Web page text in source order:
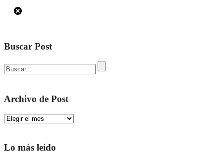
Buscar Post
Archivo de Post
Archivo
Lo más leído